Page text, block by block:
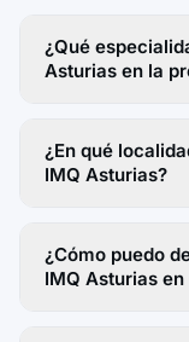
¿Qué
Asturias en la
¿En qué
IMQ Asturias?
¿Cómo puedo
IMQ Asturias